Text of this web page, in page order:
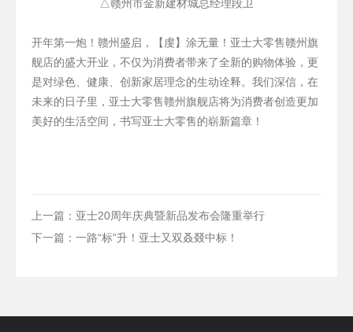
△赣州市金新建材城总经理段卫
开年第一炮！赣州盛启，【虔】涂无量！亚士大零售赣州旗
舰店的盛大开业，不仅为消费者带来了全新的购物体验，更
是对绿色、健康、创新家居理念的生动诠释。我们深信，在
未来的日子里，亚士大零售赣州旗舰店将为消费者创造更加
美好的生活空间，书写亚士大零售的崭新篇章！
上一篇：亚士20周年庆典暨新品发布会隆重举行
下一篇：一路“标”升！亚士又双叒叕中标！